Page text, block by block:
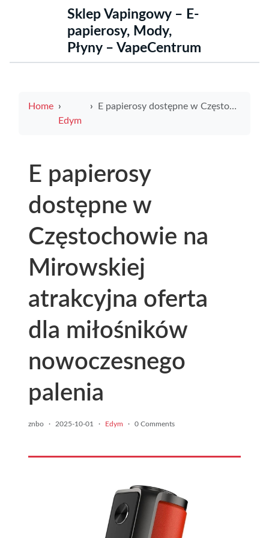
Sklep Vapingowy – E-
papierosy, Mody,
Płyny – VapeCentrum
Home
Edym
E papierosy dostępne w Częstochowie na Mirowskiej atrakcyjna oferta dla miłośników nowoczesnego palenia
E papierosy
dostępne w
Częstochowie na
Mirowskiej
atrakcyjna oferta
dla miłośników
nowoczesnego
palenia
znbo · 2025-10-01 · Edym · 0 Comments